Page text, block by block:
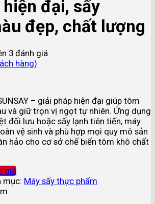
đại, sấy
đẹp, chất lượng
3 đánh giá
hàng)
– giải pháp hiện đại giúp tôm
và giữ trọn vị ngọt tự nhiên. Ứng dụng
đối lưu hoặc sấy lạnh tiên tiến, máy
vệ sinh và phù hợp mọi quy mô sản
hảo cho cơ sở chế biến tôm khô chất
giá
mục: Máy sấy thực phẩm